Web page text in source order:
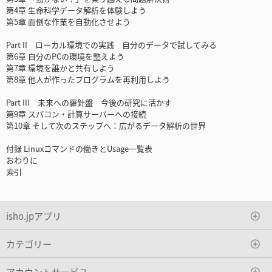
第4章 生命科学データ解析を体験しよう
第5章 面倒な作業を自動化させよう
Part II ローカル環境での実践 自分のデータで試してみる
第6章 自分のPCの環境を整えよう
第7章 環境を誰かと共有しよう
第8章 他人が作ったプログラムを再利用しよう
Part III 未来への羅針盤 今後の研究に活かす
第9章 スパコン・計算サーバーへの接続
第10章 そして次のステップへ：広がるデータ解析の世界
付録 Linuxコマンドの働きとUsage一覧表
おわりに
索引
isho.jpアプリ
カテゴリー